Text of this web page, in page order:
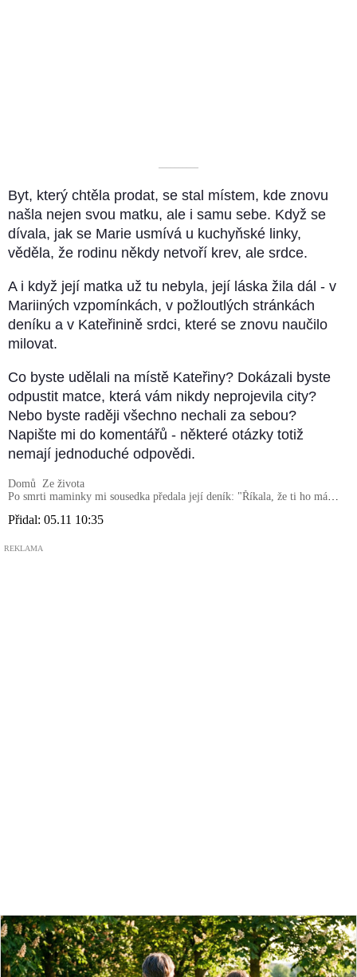
––––––––––
Byt, který chtěla prodat, se stal místem, kde znovu
našla nejen svou matku, ale i samu sebe. Když se
dívala, jak se Marie usmívá u kuchyňské linky,
věděla, že rodinu někdy netvoří krev, ale srdce.
A i když její matka už tu nebyla, její láska žila dál - v
Mariiných vzpomínkách, v požloutlých stránkách
deníku a v Kateřinině srdci, které se znovu naučilo
milovat.
Co byste udělali na místě Kateřiny? Dokázali byste
odpustit matce, která vám nikdy neprojevila city?
Nebo byste raději všechno nechali za sebou?
Napište mi do komentářů - některé otázky totiž
nemají jednoduché odpovědi.
Domů
Ze života
Po smrti maminky mi sousedka předala její deník: "Říkala, že ti ho mám
Přidal: 05.11 10:35
REKLAMA